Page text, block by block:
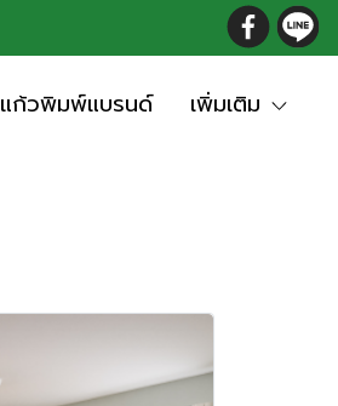
แก้วพิมพ์แบรนด์ เพิ่มเติม